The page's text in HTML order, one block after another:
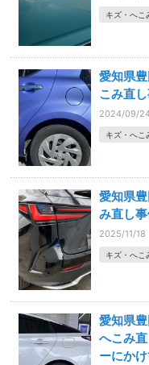
キズ・へこ
愛知県
こみ直
2024/09/24
キズ・へこ
愛知県
み直し
2025/11/18
キズ・へこ
愛知県
へこみ
ーにか